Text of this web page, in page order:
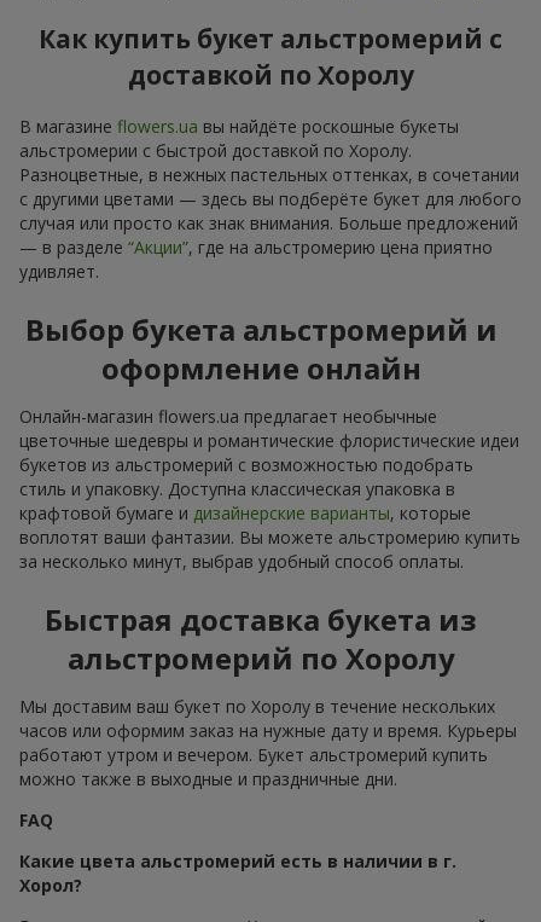
Как купить букет альстромерий с
доставкой по Хоролу
В магазине flowers.ua вы найдёте роскошные букеты
альстромерии с быстрой доставкой по Хоролу.
Разноцветные, в нежных пастельных оттенках, в сочетании
с другими цветами — здесь вы подберёте букет для любого
случая или просто как знак внимания. Больше предложений
— в разделе “Акции”, где на альстромерию цена приятно
удивляет.
Выбор букета альстромерий и
оформление онлайн
Онлайн-магазин flowers.ua предлагает необычные
цветочные шедевры и романтические флористические идеи
букетов из альстромерий с возможностью подобрать
стиль и упаковку. Доступна классическая упаковка в
крафтовой бумаге и дизайнерские варианты, которые
воплотят ваши фантазии. Вы можете альстромерию купить
за несколько минут, выбрав удобный способ оплаты.
Быстрая доставка букета из
альстромерий по Хоролу
Мы доставим ваш букет по Хоролу в течение нескольких
часов или оформим заказ на нужные дату и время. Курьеры
работают утром и вечером. Букет альстромерий купить
можно также в выходные и праздничные дни.
FAQ
Какие цвета альстромерий есть в наличии в г.
Хорол?